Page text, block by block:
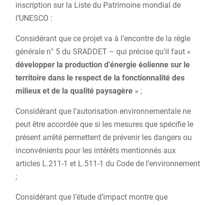
inscription sur la Liste du Patrimoine mondial de
l’UNESCO :
Considérant que ce projet va à l’encontre de la règle
générale n° 5 du SRADDET – qui précise qu’il faut «
développer la production d’énergie éolienne sur le
territoire dans le respect de la fonctionnalité des
milieux et de la qualité paysagère» ;
Considérant que l’autorisation environnementale ne
peut être accordée que si les mesures que spécifie le
présent arrêté permettent de prévenir les dangers ou
inconvénients pour les intérêts mentionnés aux
articles L.211-1 et L.511-1 du Code de l’environnement
;
Considérant que l’étude d’impact montre que